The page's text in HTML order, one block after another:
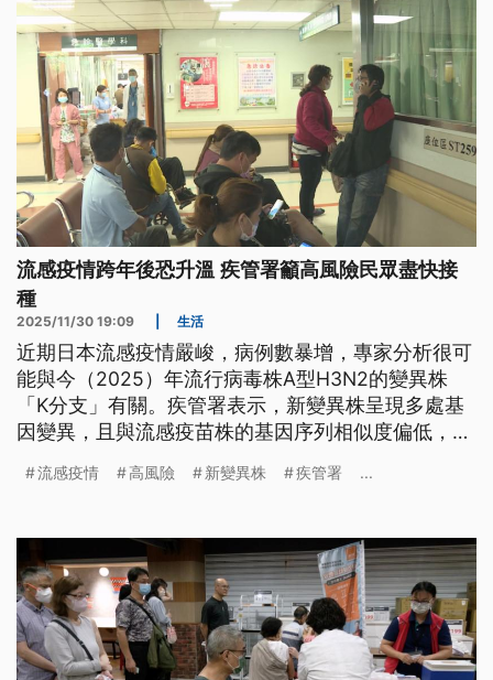
流感疫情跨年後恐升溫 疾管署籲高風險民眾盡快接
種
2025/11/30 19:09 生活
近期日本流感疫情嚴峻，病例數暴增，專家分析很可
能與今（2025）年流行病毒株A型H3N2的變異株
「K分支」有關。疾管署表示，新變異株呈現多處基
因變異，且與流感疫苗株的基因序列相似度偏低，即
重症與住院風險上仍有明顯效益，預估跨年後流感疫
峰。
流感疫情 高風險 新變異株 疾管署 ...